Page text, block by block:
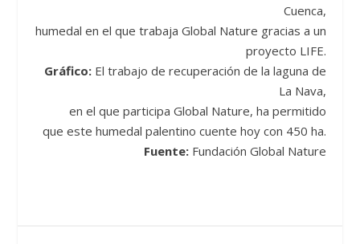
Cuenca,
humedal en el que trabaja Global Nature gracias a un
proyecto LIFE.
Gráfico:El trabajo de recuperación de la laguna de
La Nava,
en el que participa Global Nature, ha permitido
que este humedal palentino cuente hoy con 450 ha.
Fuente:Fundación Global Nature